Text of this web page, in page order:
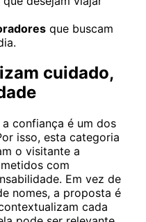
que buscam
cuidado,
confiança é um dos
isso, esta categoria
o visitante a
com
Em vez de
nomes, a proposta é
cada